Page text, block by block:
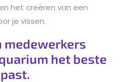
het creëren van een
je vissen.
medewerkers
het beste